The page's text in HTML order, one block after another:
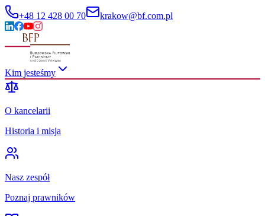
+48 12 428 00 70 krakow@bf.com.pl
Kim jesteśmy
O kancelarii
Historia i misja
Nasz zespół
Poznaj prawników